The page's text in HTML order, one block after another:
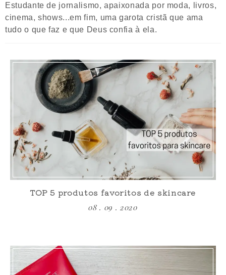
Estudante de jornalismo, apaixonada por moda, livros,
cinema, shows...em fim, uma garota cristã que ama
tudo o que faz e que Deus confia à ela.
TOP 5 produtos favoritos de skincare
08 . 09 . 2020